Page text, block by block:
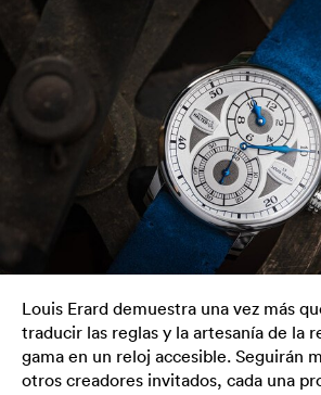
Louis Erard demuestra una vez más
traducir las reglas y la artesanía de la
gama en un reloj accesible. Seguirán
otros creadores invitados, cada una